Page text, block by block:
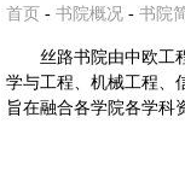
首页 - 书院概况 - 书院
丝路书院由中欧工
学与工程、机械工程、
旨在融合各学院各学科